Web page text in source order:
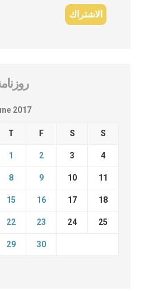
2017
T F S S
1 2 3 4
8 9 10 11
15 16 17 18
22 23 24 25
29 30